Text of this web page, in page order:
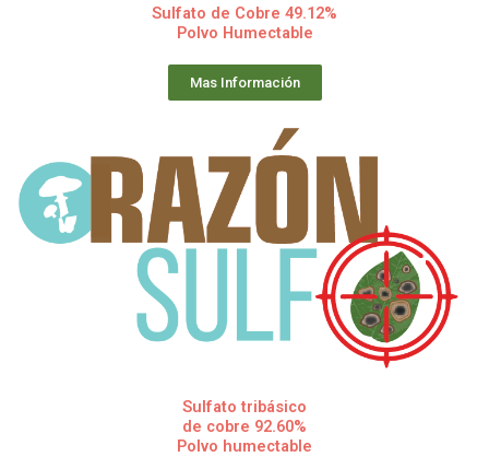
Sulfato de Cobre 49.12%
Polvo Humectable
Mas Información
Sulfato tribásico
de cobre 92.60%
Polvo humectable